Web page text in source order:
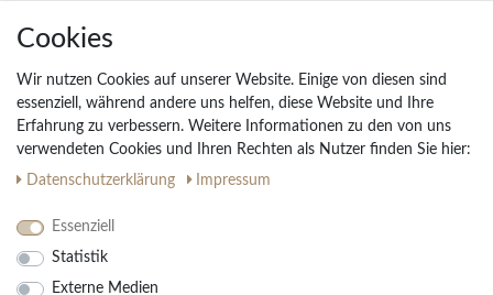
Unternehmen
Widerrufs­recht
Vertrag widerrufen
Impressum
Daten­schutz­erklärung
AGB
Ihre Vorteile
Cookies
Wir nutzen Cookies auf unserer Website. Einige von diesen sind
essenziell, während andere uns helfen, diese Website und Ihre
Erfahrung zu verbessern. Weitere Informationen zu den von uns
verwendeten Cookies und Ihren Rechten als Nutzer finden Sie hier:
Daten­schutz­erklärung
Impressum
Essenziell
Statistik
Externe Medien